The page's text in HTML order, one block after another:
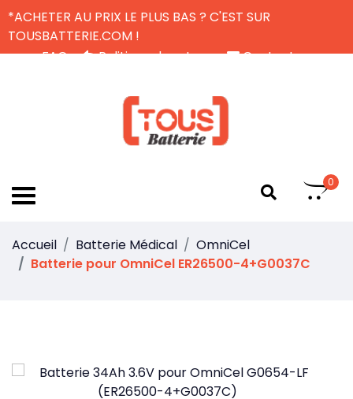
*ACHETER AU PRIX LE PLUS BAS ? C'EST SUR
TOUSBATTERIE.COM !
FAQ
Politique de retour
Contactez-nous
0
Accueil Batterie Médical
OmniCel
Batterie pour OmniCel ER26500-4+G0037C